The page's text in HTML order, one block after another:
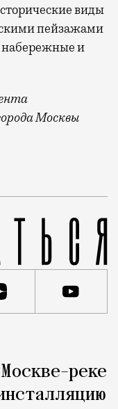
виды
пейзажами
набережные и
Москвы
День
реке